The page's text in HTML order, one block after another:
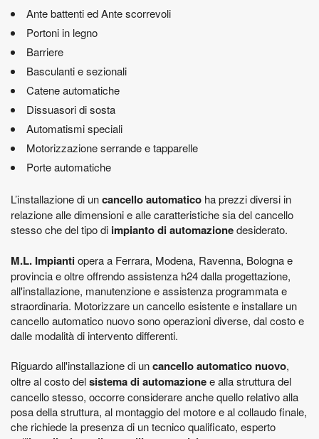
Ante battenti ed Ante scorrevoli
Portoni in legno
Barriere
Basculanti e sezionali
Catene automatiche
Dissuasori di sosta
Automatismi speciali
Motorizzazione serrande e tapparelle
Porte automatiche
L’installazione di uncancello automatico ha prezzi diversi in
relazione alle dimensioni e alle caratteristiche sia del cancello
stesso che del tipo di impianto di automazionedesiderato.
M.L. Impiantiopera a Ferrara, Modena, Ravenna, Bologna e
provincia e oltre offrendo assistenza h24 dalla progettazione,
all'installazione, manutenzione e assistenza programmata e
straordinaria. Motorizzare un cancello esistente e installare un
cancello automatico nuovo sono operazioni diverse, dal costo e
dalle modalità di intervento differenti.
Riguardo all'installazione di uncancello automatico nuovo,
oltre al costo delsistema di automazionee alla struttura del
cancello stesso, occorre considerare anche quello relativo alla
posa della struttura, al montaggio del motore e al collaudo finale,
che richiede la presenza di un tecnico qualificato, esperto